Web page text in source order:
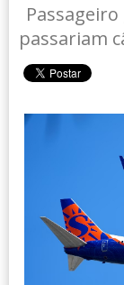
passariam